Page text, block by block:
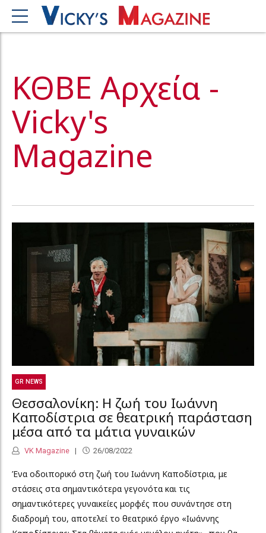
ΚΘΒΕ Αρχεία -
Vicky's
Magazine
GR NEWS
Θεσσαλονίκη: Η ζωή του Ιωάννη
Καποδίστρια σε θεατρική παράσταση
μέσα από τα μάτια γυναικών
VK Magazine 26/08/2022
Ένα οδοιπορικό στη ζωή του Ιωάννη Καποδίστρια, με
στάσεις στα σημαντικότερα γεγονότα και τις
σημαντικότερες γυναικείες μορφές που συνάντησε στη
διαδρομή του, αποτελεί το θεατρικό έργο «Ιωάννης